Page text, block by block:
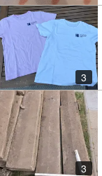
3
3